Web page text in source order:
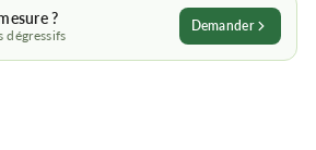
?
dégressifs
Demander